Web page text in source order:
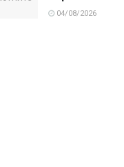
04/08/2026